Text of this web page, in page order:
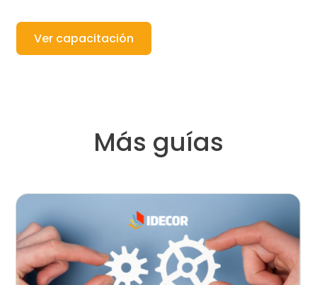
Ver capacitación
Más guías